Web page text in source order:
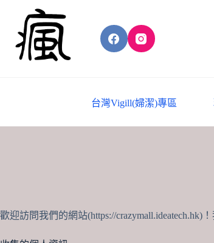
content
台灣Vigill(婦潔)專區
歡迎訪問我們的網站(https://